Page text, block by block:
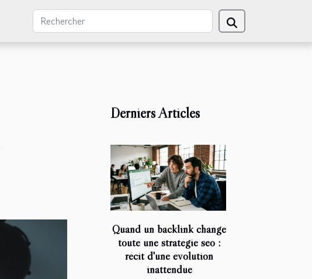
Derniers Articles
Quand un backlink change
toute une stratégie seo :
récit d'une évolution
inattendue